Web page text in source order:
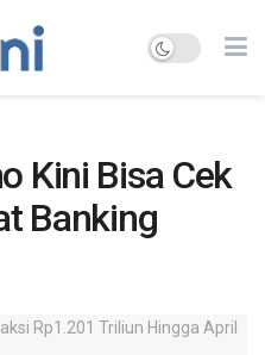
Kini Bisa Cek
Banking